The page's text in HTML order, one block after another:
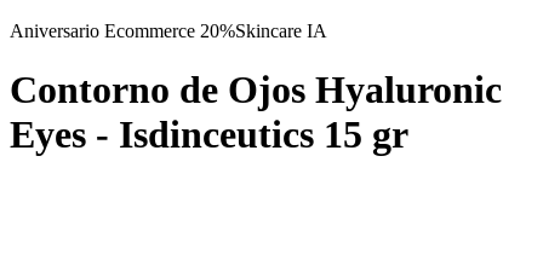
Aniversario Ecommerce 20%Skincare IA
Contorno de Ojos Hyaluronic
Eyes - Isdinceutics 15 gr